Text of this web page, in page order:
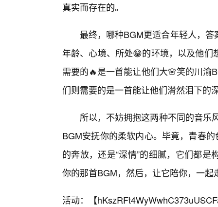
真实而存在的。
最终，哪种BGM更适合年轻人，
年龄、心境、所处😁的环境，以及他
需要的🔥是一首能让他们大🌸笑的川渝
们则需要的是一首能让他们潸然泪下的
所以，不妨拥抱这两种不同的音乐
BGM安抚你的柔软内心。毕竟，青春
的奔放，还是“深情”的细腻，它们都
你的那首BGM，然后，让它陪你，一
活动：【